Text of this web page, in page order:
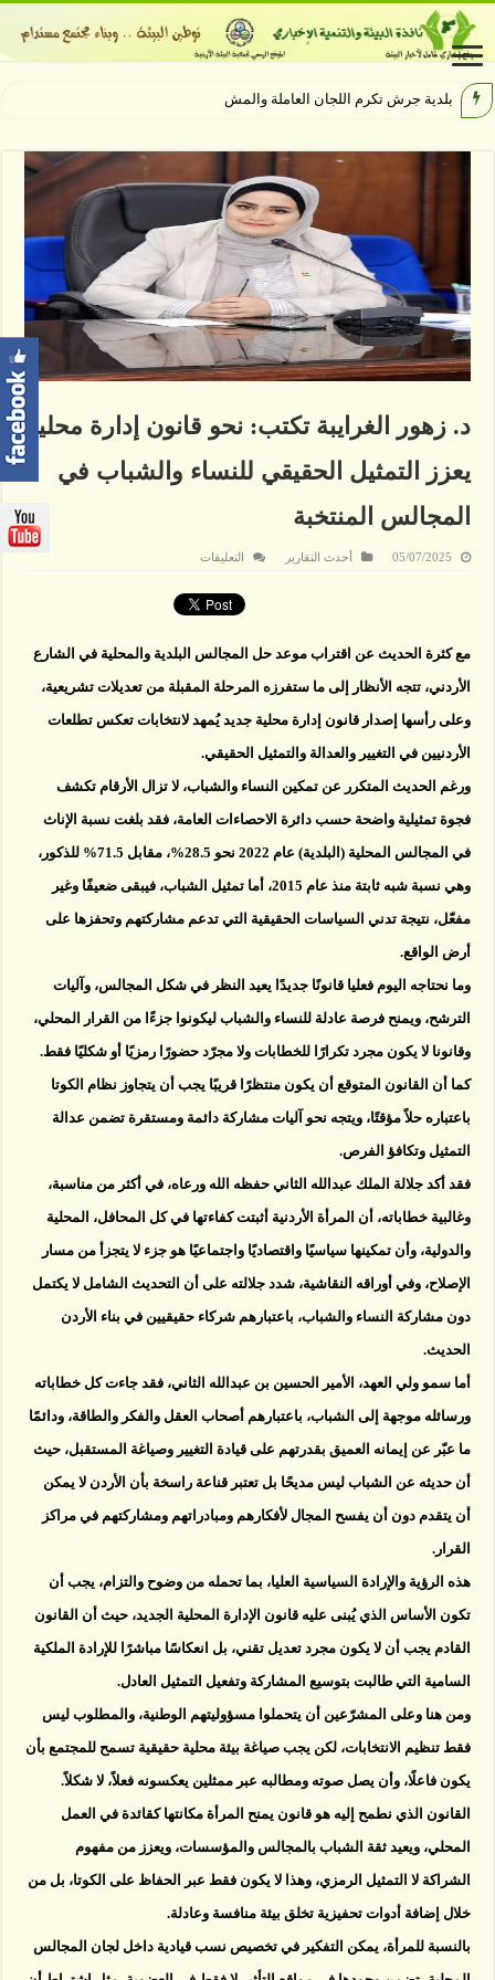
بلدية جرش تكرم اللجان العاملة والمشاركة بإنجاح
د. زهور الغرايبة تكتب: نحو قانون إدارة محلية
يعزز التمثيل الحقيقي للنساء والشباب في
المجالس المنتخبة
05/07/2025 أحدث التقارير التعليقات
الغرايبة
تكتب:
إدارة
يعزز
الحقيقي
للنساء
المنتخبة
مع كثرة الحديث عن اقتراب موعد حل المجالس البلدية والمحلية في الشارع
الأردني، تتجه الأنظار إلى ما ستفرزه المرحلة المقبلة من تعديلات تشريعية،
وعلى رأسها إصدار قانون إدارة محلية جديد يُمهد لانتخابات تعكس تطلعات
الأردنيين في التغيير والعدالة والتمثيل الحقيقي.
ورغم الحديث المتكرر عن تمكين النساء والشباب، لا تزال الأرقام تكشف
فجوة تمثيلية واضحة حسب دائرة الاحصاءات العامة، فقد بلغت نسبة الإناث
في المجالس المحلية (البلدية) عام 2022 نحو 28.5%، مقابل 71.5% للذكور،
وهي نسبة شبه ثابتة منذ عام 2015، أما تمثيل الشباب، فيبقى ضعيفًا وغير
مفعّل، نتيجة تدني السياسات الحقيقية التي تدعم مشاركتهم وتحفزها على
أرض الواقع.
وما نحتاجه اليوم فعليا قانونًا جديدًا يعيد النظر في شكل المجالس، وآليات
الترشح، ويمنح فرصة عادلة للنساء والشباب ليكونوا جزءًا من القرار المحلي،
وقانونا لا يكون مجرد تكرارًا للخطابات ولا مجرّد حضورًا رمزيًا أو شكليًا فقط.
كما أن القانون المتوقع أن يكون منتظرًا قريبًا يجب أن يتجاوز نظام الكوتا
باعتباره حلاً مؤقتًا، ويتجه نحو آليات مشاركة دائمة ومستقرة تضمن عدالة
التمثيل وتكافؤ الفرص.
فقد أكد جلالة الملك عبدالله الثاني حفظه الله ورعاه، في أكثر من مناسبة،
وغالبية خطاباته، أن المرأة الأردنية أثبتت كفاءتها في كل المحافل، المحلية
والدولية، وأن تمكينها سياسيًا واقتصاديًا واجتماعيًا هو جزء لا يتجزأ من مسار
الإصلاح، وفي أوراقه النقاشية، شدد جلالته على أن التحديث الشامل لا يكتمل
دون مشاركة النساء والشباب، باعتبارهم شركاء حقيقيين في بناء الأردن
الحديث.
أما سمو ولي العهد، الأمير الحسين بن عبدالله الثاني، فقد جاءت كل خطاباته
ورسائله موجهة إلى الشباب، باعتبارهم أصحاب العقل والفكر والطاقة، ودائمًا
ما عبّر عن إيمانه العميق بقدرتهم على قيادة التغيير وصياغة المستقبل، حيث
أن حديثه عن الشباب ليس مديحًا بل تعتبر قناعة راسخة بأن الأردن لا يمكن
أن يتقدم دون أن يفسح المجال لأفكارهم ومبادراتهم ومشاركتهم في مراكز
القرار.
هذه الرؤية والإرادة السياسية العليا، بما تحمله من وضوح والتزام، يجب أن
تكون الأساس الذي يُبنى عليه قانون الإدارة المحلية الجديد، حيث أن القانون
القادم يجب أن لا يكون مجرد تعديل تقني، بل انعكاسًا مباشرًا للإرادة الملكية
السامية التي طالبت بتوسيع المشاركة وتفعيل التمثيل العادل.
ومن هنا وعلى المشرّعين أن يتحملوا مسؤوليتهم الوطنية، والمطلوب ليس
فقط تنظيم الانتخابات، لكن يجب صياغة بيئة محلية حقيقية تسمح للمجتمع بأن
يكون فاعلًا، وأن يصل صوته ومطالبه عبر ممثلين يعكسونه فعلاً، لا شكلاً.
القانون الذي نطمح إليه هو قانون يمنح المرأة مكانتها كقائدة في العمل
المحلي، ويعيد ثقة الشباب بالمجالس والمؤسسات، ويعزز من مفهوم
الشراكة لا التمثيل الرمزي، وهذا لا يكون فقط عبر الحفاظ على الكوتا، بل من
خلال إضافة أدوات تحفيزية تخلق بيئة منافسة وعادلة.
بالنسبة للمرأة، يمكن التفكير في تخصيص نسب قيادية داخل لجان المجالس